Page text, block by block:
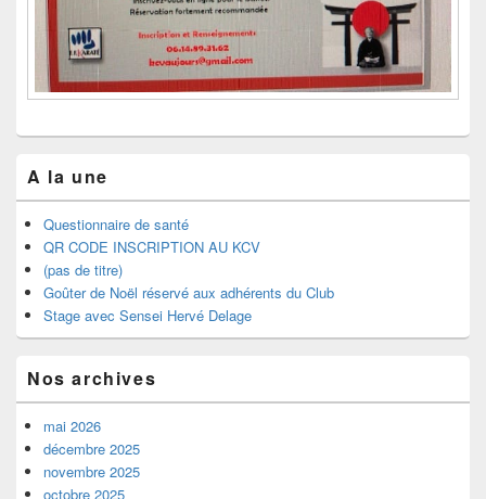
A la une
Questionnaire de santé
QR CODE INSCRIPTION AU KCV
(pas de titre)
Goûter de Noël réservé aux adhérents du Club
Stage avec Sensei Hervé Delage
Nos archives
mai 2026
décembre 2025
novembre 2025
octobre 2025